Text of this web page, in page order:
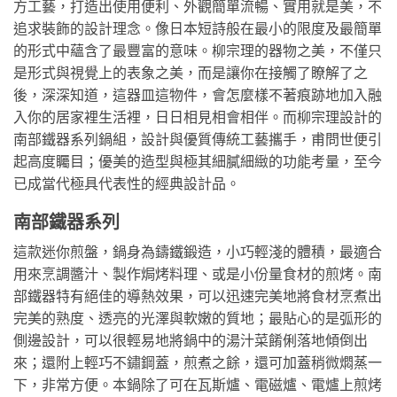
方工藝，打造出使用便利、外觀簡單流暢、實用就是美，不
追求裝飾的設計理念。像日本短詩般在最小的限度及最簡單
的形式中蘊含了最豐富的意味。柳宗理的器物之美，不僅只
是形式與視覺上的表象之美，而是讓你在接觸了瞭解了之
後，深深知道，這器皿這物件，會怎麼樣不著痕跡地加入融
入你的居家裡生活裡，日日相見相會相伴。而柳宗理設計的
南部鐵器系列鍋組，設計與優質傳統工藝攜手，甫問世便引
起高度矚目；優美的造型與極其細膩細緻的功能考量，至今
已成當代極具代表性的經典設計品。
南部鐵器系列
這款迷你煎盤，鍋身為鑄鐵鍛造，小巧輕淺的體積，最適合
用來烹調醬汁、製作焗烤料理、或是小份量食材的煎烤。南
部鐵器特有絕佳的導熱效果，可以迅速完美地將食材烹煮出
完美的熟度、透亮的光澤與軟嫩的質地；最貼心的是弧形的
側邊設計，可以很輕易地將鍋中的湯汁菜餚俐落地傾倒出
來；還附上輕巧不鏽鋼蓋，煎煮之餘，還可加蓋稍微燜蒸一
下，非常方便。本鍋除了可在瓦斯爐、電磁爐、電爐上煎烤